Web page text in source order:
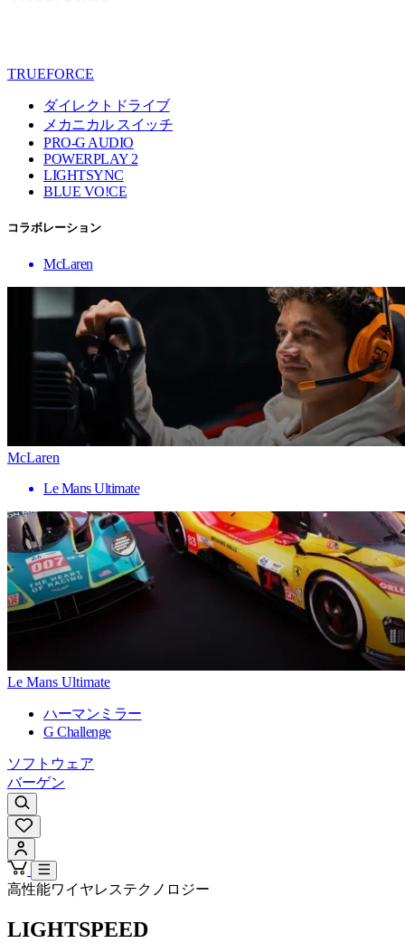
TRUEFORCE
ダイレクトドライブ
メカニカル スイッチ
PRO-G AUDIO
POWERPLAY 2
LIGHTSYNC
BLUE VO!CE
コラボレーション
McLaren
McLaren
Le Mans Ultimate
Le Mans Ultimate
ハーマンミラー
G Challenge
ソフトウェア
バーゲン
高性能ワイヤレステクノロジー
LIGHTSPEED